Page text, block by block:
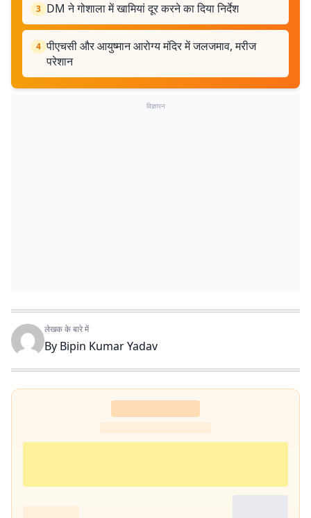
3 DM ने गोशाला में खामियां दूर करने का दिया निर्देश
4 पीएचसी और आयुष्मान आरोग्य मंदिर में जलजमाव, मरीज
परेशान
विज्ञापन
लेखक के बारे में
By Bipin Kumar Yadav